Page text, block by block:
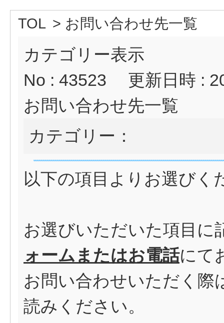
TOL > お問い合わせ先一覧
カテゴリー表示
No : 43523
更新日時 :
お問い合わせ先一覧
カテゴリー：
以下の項目よりお選びく
お選びいただいた項目に
ォームまたはお電話にて
お問い合わせいただく際
読みください。